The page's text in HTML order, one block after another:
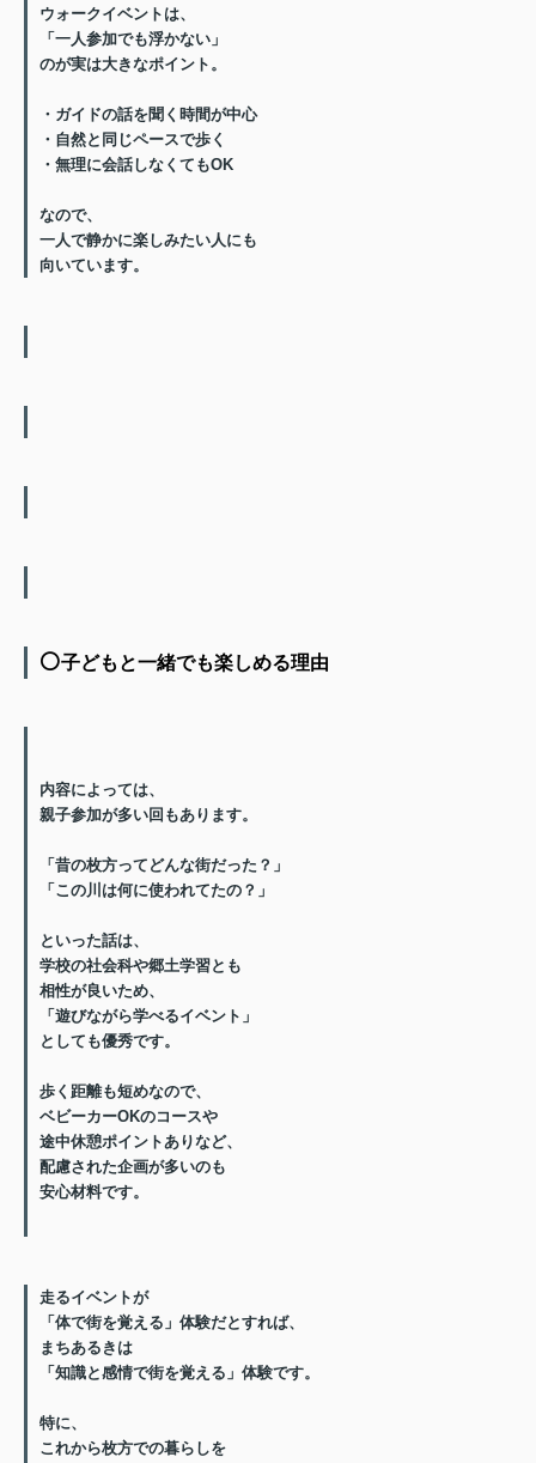
ウォークイベントは、
「一人参加でも浮かない」
のが実は大きなポイント。
・ガイドの話を聞く時間が中心
・自然と同じペースで歩く
・無理に会話しなくてもOK
なので、
一人で静かに楽しみたい人にも
向いています。
⚪️子どもと一緒でも楽しめる理由
内容によっては、
親子参加が多い回もあります。
「昔の枚方ってどんな街だった？」
「この川は何に使われてたの？」
といった話は、
学校の社会科や郷土学習とも
相性が良いため、
「遊びながら学べるイベント」
としても優秀です。
歩く距離も短めなので、
ベビーカーOKのコースや
途中休憩ポイントありなど、
配慮された企画が多いのも
安心材料です。
走るイベントが
「体で街を覚える」体験だとすれば、
まちあるきは
「知識と感情で街を覚える」体験です。
特に、
これから枚方での暮らしを